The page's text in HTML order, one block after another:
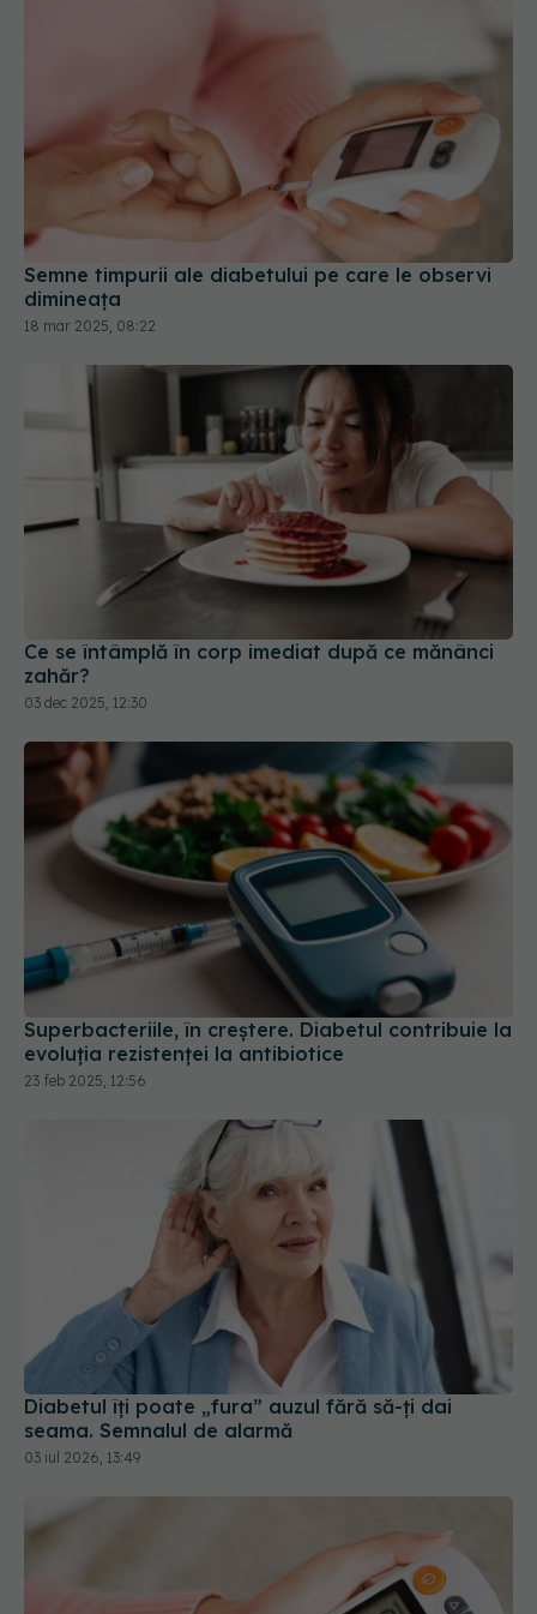
Semne timpurii ale diabetului pe care le observi
dimineața
18 mar 2025, 08:22
Ce se întâmplă în corp imediat după ce mănânci
03 dec 2025, 12:30
Superbacteriile, în creștere. Diabetul contribuie la
evoluția rezistenței la antibiotice
23 feb 2025, 12:56
Diabetul îți poate „fura” auzul fără să-ți dai
seama. Semnalul de alarmă
03 iul 2026, 13:49